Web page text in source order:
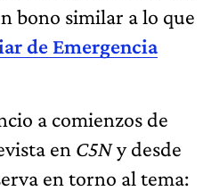
bono similar a lo que
de Emergencia
a comienzos de
en C5Ny desde
en torno al tema: